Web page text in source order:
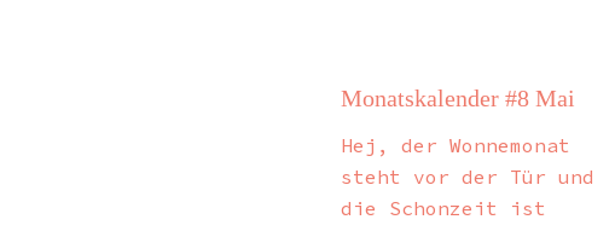
Monatskalender #8 Mai
Hej, der Wonnemonat
steht vor der Tür und
die Schonzeit ist